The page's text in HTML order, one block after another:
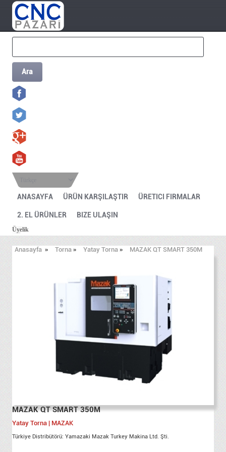
Ara
ANASAYFA ÜRÜN KARŞILAŞTIR ÜRETICI FIRMALAR
2. EL ÜRÜNLER BIZE ULAŞIN
Üyelik
Anasayfa » Torna » Yatay Torna » MAZAK QT SMART 350M
MAZAK QT SMART 350M
Yatay Torna | MAZAK
Türkiye Distribütörü: Yamazaki Mazak Turkey Makina Ltd. Şti.